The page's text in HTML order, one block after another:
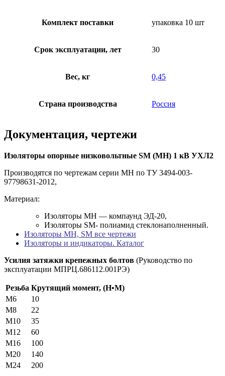
Комплект поставки упаковка 10 шт
Срок эксплуатации, лет 30
Вес, кг 0,45
Страна производства Россия
Документация, чертежи
Изоляторы опорные низковольтные SM (МН) 1 кВ УХЛ2
Производятся по чертежам серии МН по ТУ 3494-003-
97798631-2012,
Материал:
Изоляторы МН — компаунд ЭД-20,
Изоляторы SM- полиамид стеклонаполненный.
Изоляторы МН, SM все чертежи
Изоляторы и индикаторы. Каталог
Усилия затяжки крепежных болтов (Руководство по
эксплуатации МПРЦ.686112.001РЭ)
Резьба Крутящий момент, (Н•М)
М6
10
М8
22
М10
35
М12
60
М16
100
М20
140
М24
200